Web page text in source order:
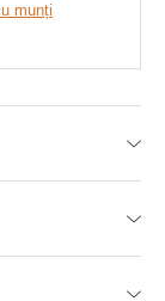
munți